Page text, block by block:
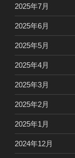
2025年7月
2025年6月
2025年5月
2025年4月
2025年3月
2025年2月
2025年1月
2024年12月